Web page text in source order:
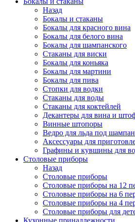
Назад
Бокалы и стаканы
Бокалы для красного вина
Бокалы для белого вина
Бокалы для шампанского
Стаканы для виски
Бокалы для коньяка
Бокалы для мартини
Бокалы для пива
Стопки для водки
Стаканы для воды
Стаканы для коктейлей
Декантеры для вина и
Винные штопоры
Ведро для льда под
Аксессуары для
Графины и кувшины для
Столовые приборы
Назад
Столовые приборы
Столовые приборы на 12
Столовые приборы на 6
Столовые приборы на 4
Столовые приборы для
Кухонные принадлежности